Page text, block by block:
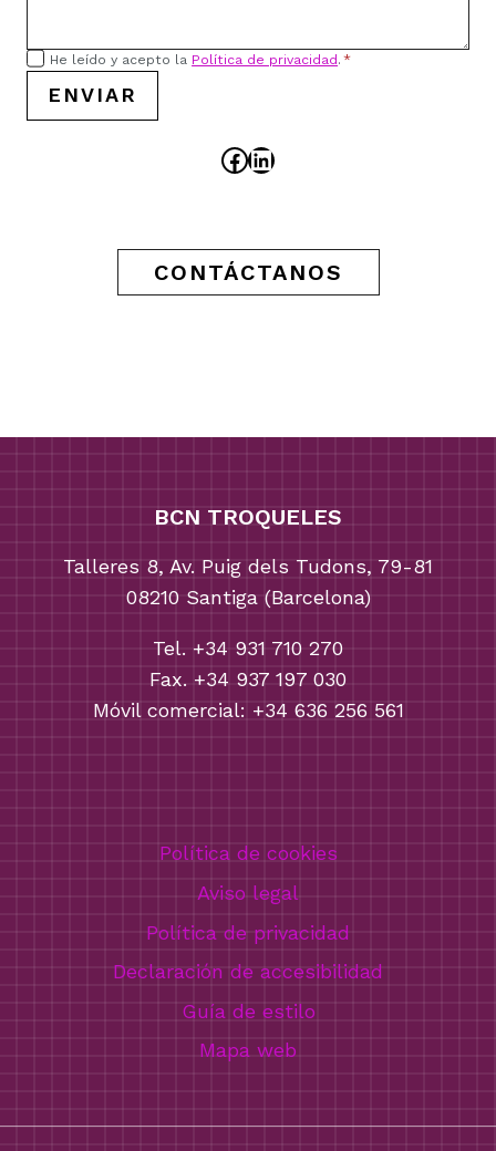
He leído y acepto la Política de privacidad. *
ENVIAR
Facebook
LinkedIn
CONTÁCTANOS
BCN TROQUELES
Talleres 8, Av. Puig dels Tudons, 79-81
08210 Santiga (Barcelona)
Tel. +34 931 710 270
Fax. +34 937 197 030
Móvil comercial: +34 636 256 561
Política de cookies
Aviso legal
Política de privacidad
Declaración de accesibilidad
Guía de estilo
Mapa web